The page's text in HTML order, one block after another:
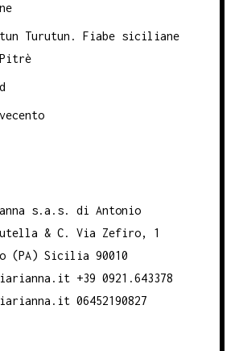
Turutun. Fiabe siciliane
s.a.s. di Antonio
& C. Via Zefiro, 1
(PA) Sicilia 90010
+39 0921.643378
06452190827